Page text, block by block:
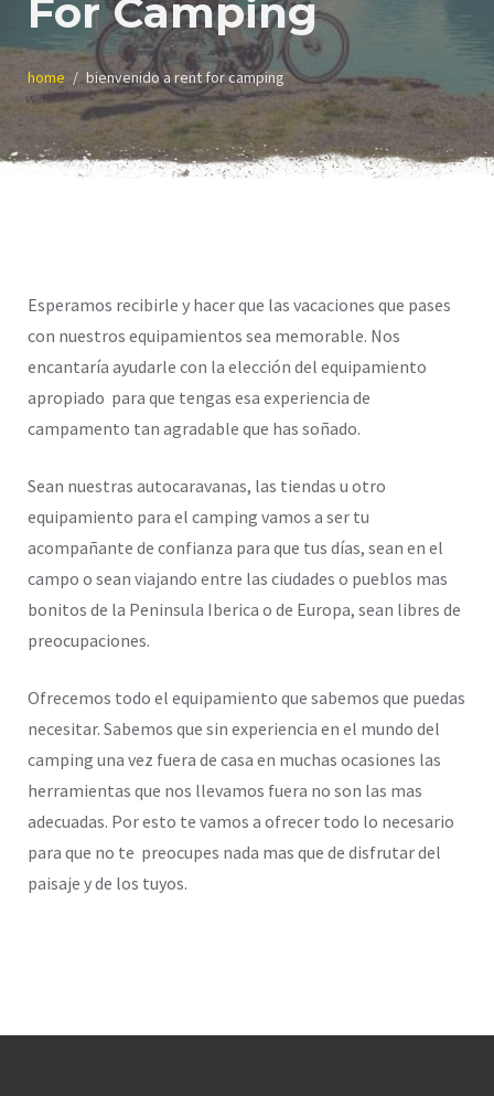
For Camping
home bienvenido a rent for camping
Esperamos recibirle y hacer que las vacaciones que pases
con nuestros equipamientos sea memorable. Nos
encantaría ayudarle con la elección del equipamiento
apropiado para que tengas esa experiencia de
campamento tan agradable que has soñado.
Sean nuestras autocaravanas, las tiendas u otro
equipamiento para el camping vamos a ser tu
acompañante de confianza para que tus días, sean en el
campo o sean viajando entre las ciudades o pueblos mas
bonitos de la Peninsula Iberica o de Europa, sean libres de
preocupaciones.
Ofrecemos todo el equipamiento que sabemos que puedas
necesitar. Sabemos que sin experiencia en el mundo del
camping una vez fuera de casa en muchas ocasiones las
herramientas que nos llevamos fuera no son las mas
adecuadas. Por esto te vamos a ofrecer todo lo necesario
para que no te preocupes nada mas que de disfrutar del
paisaje y de los tuyos.